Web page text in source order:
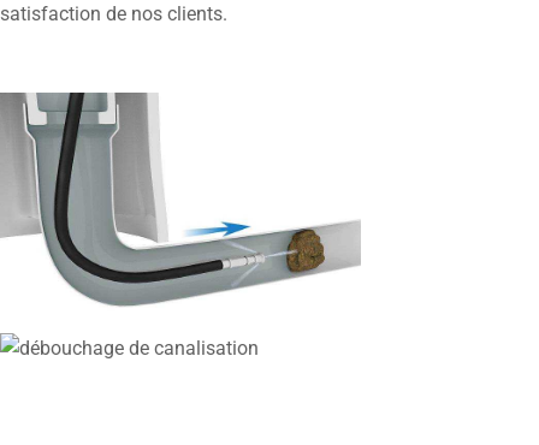
satisfaction de nos clients.